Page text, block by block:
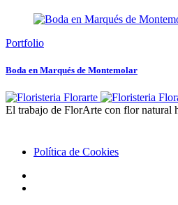
Portfolio
Boda en Marqués de Montemolar
El trabajo de FlorArte con flor natural
Política de Cookies